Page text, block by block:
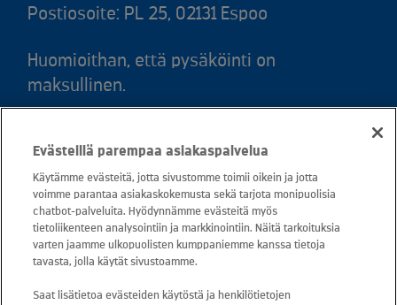
Postiosoite: PL 25, 02131 Espoo
Huomioithan, että pysäköinti on
maksullinen.
snt/puhelu + 16,69 snt/min)
Asiakaspalvelu: 0800 30880
avoinna arkisin ma - pe klo 8-16
sähköposti:
Evästeillä parempaa asiakaspalvelua
Käytämme evästeitä, jotta sivustomme toimii oikein ja jotta
voimme parantaa asiakaskokemusta sekä tarjota monipuolisia
chatbot-palveluita. Hyödynnämme evästeitä myös
tietoliikenteen analysointiin ja markkinointiin. Näitä tarkoituksia
varten jaamme ulkopuolisten kumppaniemme kanssa tietoja
tavasta, jolla käytät sivustoamme.
Saat lisätietoa evästeiden käytöstä ja henkilötietojen